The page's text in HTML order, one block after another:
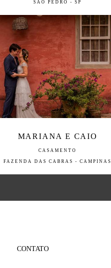
SÃO PEDRO - SP
MARIANA E CAIO
CASAMENTO
FAZENDA DAS CABRAS - CAMPINAS
CONTATO